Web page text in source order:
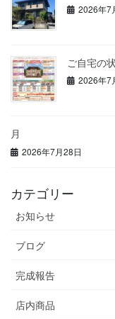
2026年7
ご自宅の
2026年7
月
2026年7月28日
カテゴリー
お知らせ
ブログ
完成報告
店内商品